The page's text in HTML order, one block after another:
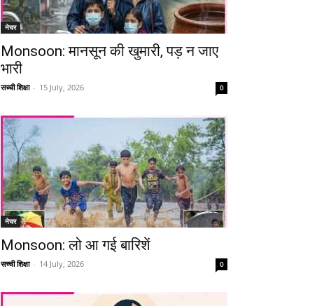
नेचर
Monsoon: मानसून की खुमारी, पड़ न जाए
भारी
सच्ची शिक्षा - 15 July, 2026 0
नेचर
Monsoon: लो आ गई बारिशें
सच्ची शिक्षा - 14 July, 2026 0